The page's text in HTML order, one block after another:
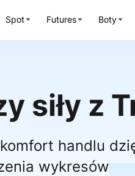
Spot Futures Boty
siły z
handlu
wykresów